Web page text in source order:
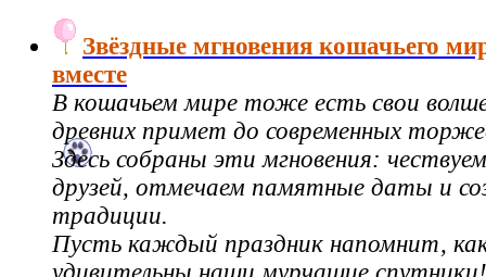
Звёздные мгновения кошачьего
вместе
В кошачьем мире тоже есть свои
древних примет до современных
Здесь собраны эти мгновения:
друзей, отмечаем памятные даты и
традиции.
Пусть каждый праздник напомнит,